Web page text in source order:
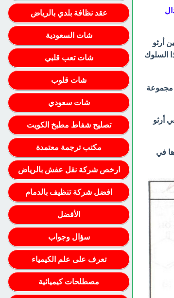
أرثو
السلوك
مجموعة
أرثو
في
عقد نظافة بلدي بالرياض
شات السعودية
شات تعب قلبي
شات قلوب
شات سعودي
تصليح شفاط مطبخ الكويت
مكتب ترجمة معتمدة
ارخص شركة نقل عفش بالرياض
افضل شركة تنظيف بالدمام
الأفضل
سؤال وجواب
تعرف على علم الكيمياء
مصطلحات كيميائية